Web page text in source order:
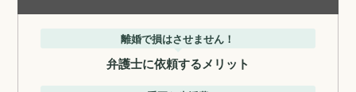
離婚で損はさせません！
弁護士に依頼するメリット